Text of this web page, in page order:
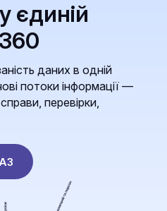
єдиній
даних в одній
потоки інформації —
перевірки,